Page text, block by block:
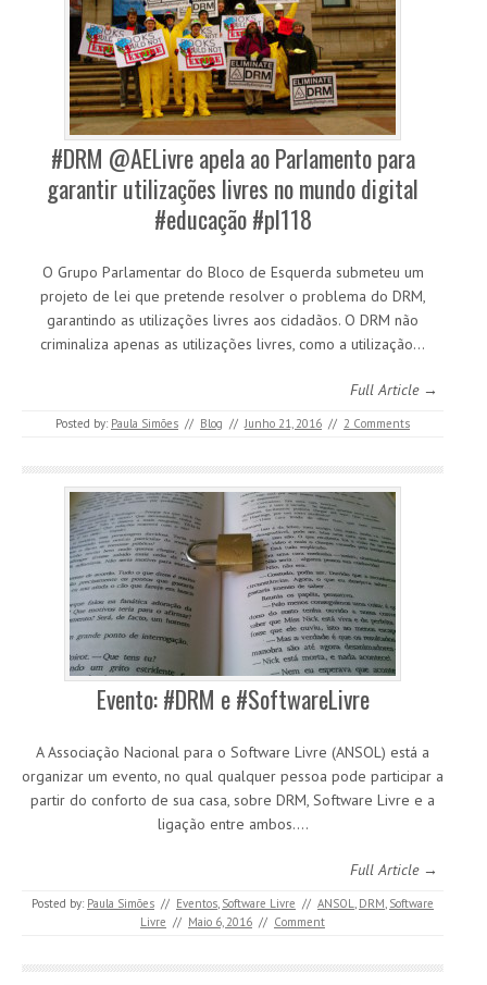
#DRM @AELivre apela ao Parlamento para
garantir utilizações livres no mundo digital
#educação #pl118
O Grupo Parlamentar do Bloco de Esquerda submeteu um
projeto de lei que pretende resolver o problema do DRM,
garantindo as utilizações livres aos cidadãos. O DRM não
criminaliza apenas as utilizações livres, como a utilização…
Full Article →
Posted by: Paula Simões // Blog // Junho 21, 2016 // 2 Comments
Evento: #DRM e #SoftwareLivre
A Associação Nacional para o Software Livre (ANSOL) está a
organizar um evento, no qual qualquer pessoa pode participar a
partir do conforto de sua casa, sobre DRM, Software Livre e a
ligação entre ambos.…
Full Article →
Posted by: Paula Simões // Eventos, Software Livre // ANSOL, DRM, Software
Livre // Maio 6, 2016 // Comment